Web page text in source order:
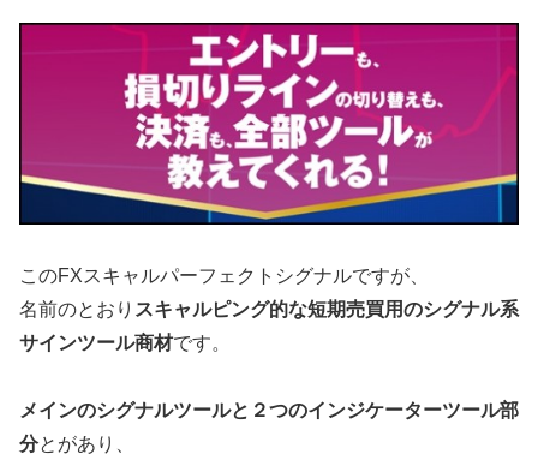
このFXスキャルパーフェクトシグナルですが、
名前のとおり スキャルピング的な短期売買用のシグナル系
サインツール商材です。
メインのシグナルツールと２つのインジケーターツール部
分とがあり、